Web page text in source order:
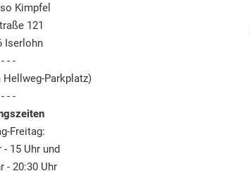
Kimpfel
121
Iserlohn
- - -
Hellweg-Parkplatz)
- - -
Freitag:
- 15 Uhr und
- 20:30 Uhr